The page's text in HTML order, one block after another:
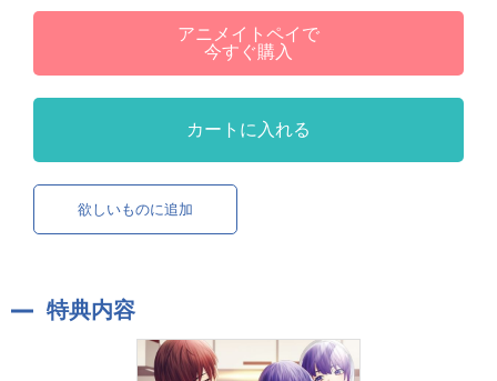
アニメイトペイで
今すぐ購入
カートに入れる
欲しいものに追加
特典内容